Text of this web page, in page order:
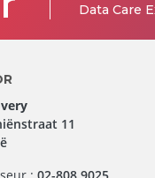
Data Care
11